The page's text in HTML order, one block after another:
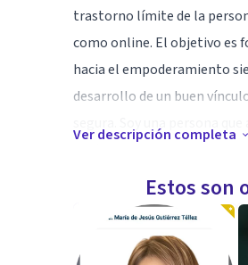
trastorno límite de la
como online. El objetivo es
hacia el empoderamiento
desarrollo de un buen
Ver descripción completa
Estos son